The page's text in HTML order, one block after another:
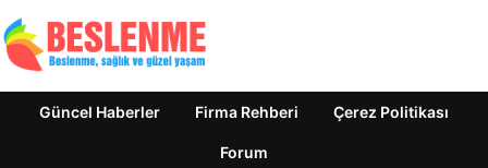
Güncel Haberler Firma Rehberi Çerez Politikası
Forum